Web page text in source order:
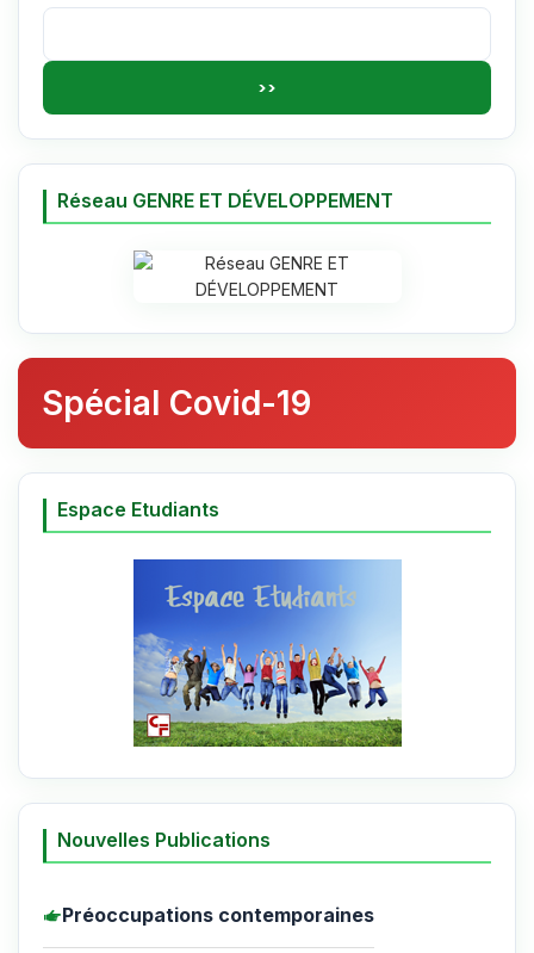
Rechercher :
Réseau GENRE ET DÉVELOPPEMENT
Spécial Covid-19
Espace Etudiants
Nouvelles Publications
Préoccupations contemporaines